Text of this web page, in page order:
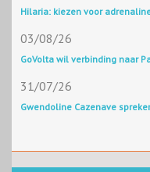
Hilaria: kiezen voor
03/08/26
GoVolta wil verbinding naar
31/07/26
Gwendoline Cazenave